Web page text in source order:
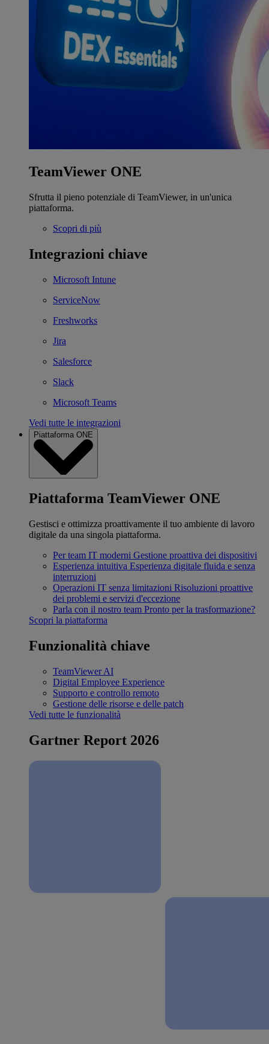
TeamViewer ONE
Sfrutta il pieno potenziale di TeamViewer, in un'unica
piattaforma.
Scopri di più
Integrazioni chiave
Microsoft Intune
ServiceNow
Freshworks
Jira
Salesforce
Slack
Microsoft Teams
Vedi tutte le integrazioni
Piattaforma ONE
Piattaforma TeamViewer ONE
Gestisci e ottimizza proattivamente il tuo ambiente di lavoro
digitale da una singola piattaforma.
Per team IT moderni Gestione proattiva dei dispositivi
Esperienza intuitiva Esperienza digitale fluida e senza
interruzioni
Operazioni IT senza limitazioni Risoluzioni proattive
dei problemi e servizi d'eccezione
Parla con il nostro team Pronto per la trasformazione?
Scopri la piattaforma
Funzionalità chiave
TeamViewer AI
Digital Employee Experience
Supporto e controllo remoto
Gestione delle risorse e delle patch
Vedi tutte le funzionalità
Gartner Report 2026